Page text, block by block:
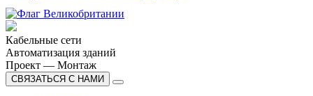
Кабельные сети
Автоматизация зданий
Проект — Монтаж
СВЯЗАТЬСЯ С НАМИ